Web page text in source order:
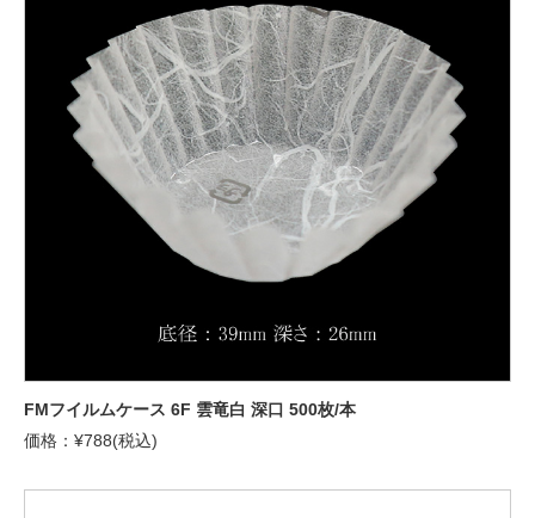
FMフイルムケース 6F 雲竜白 深口 500枚/本
価格：¥788(税込)